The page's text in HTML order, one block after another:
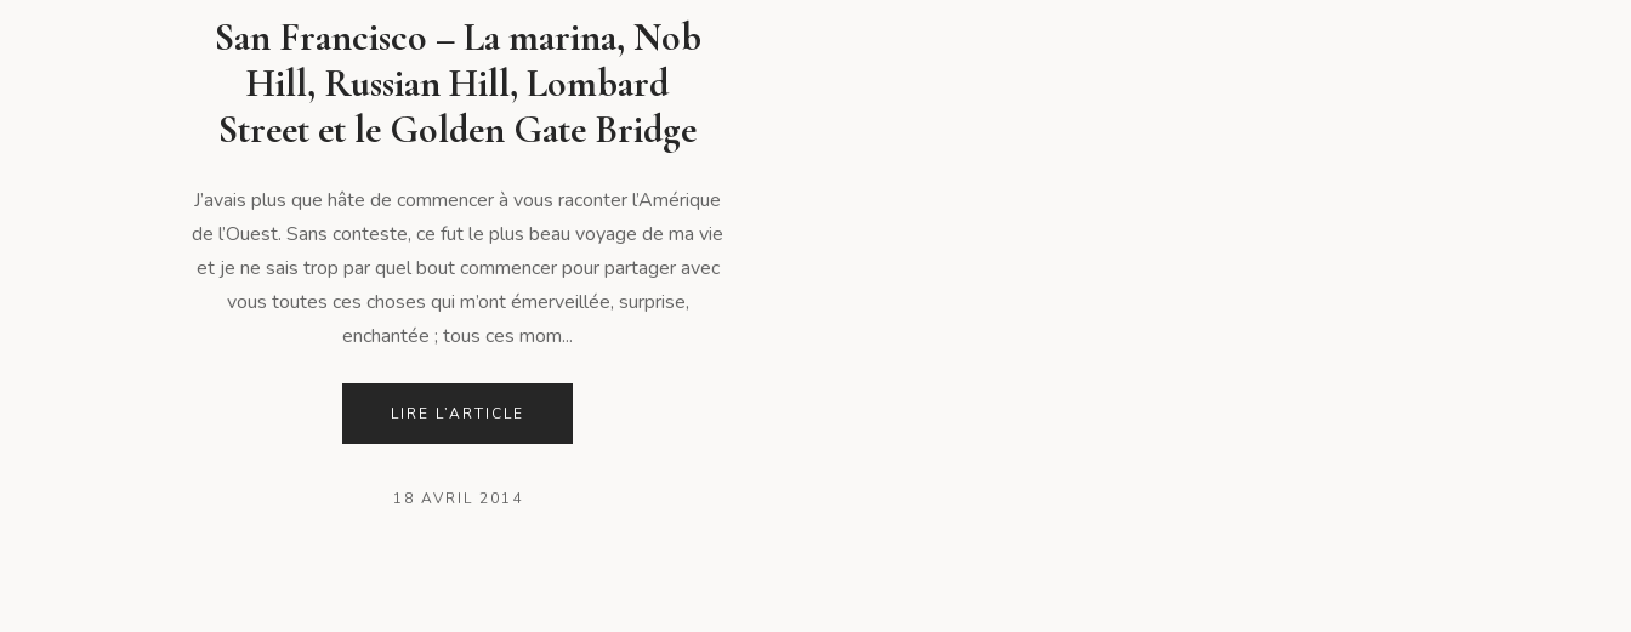
San Francisco – La marina, Nob
Hill, Russian Hill, Lombard
Street et le Golden Gate Bridge
J’avais plus que hâte de commencer à vous raconter l’Amérique
de l’Ouest. Sans conteste, ce fut le plus beau voyage de ma vie
et je ne sais trop par quel bout commencer pour partager avec
vous toutes ces choses qui m’ont émerveillée, surprise,
enchantée ; tous ces mom...
LIRE L’ARTICLE
18 AVRIL 2014